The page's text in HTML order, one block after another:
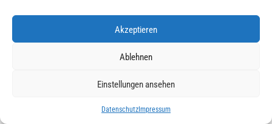
Akzeptieren
Ablehnen
Einstellungen ansehen
DatenschutzImpressum